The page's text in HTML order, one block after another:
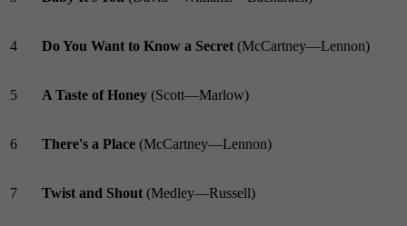
4 Do You Want to Know a Secret (McCartney—Lennon)
5 A Taste of Honey (Scott—Marlow)
6 There's a Place (McCartney—Lennon)
7 Twist and Shout (Medley—Russell)